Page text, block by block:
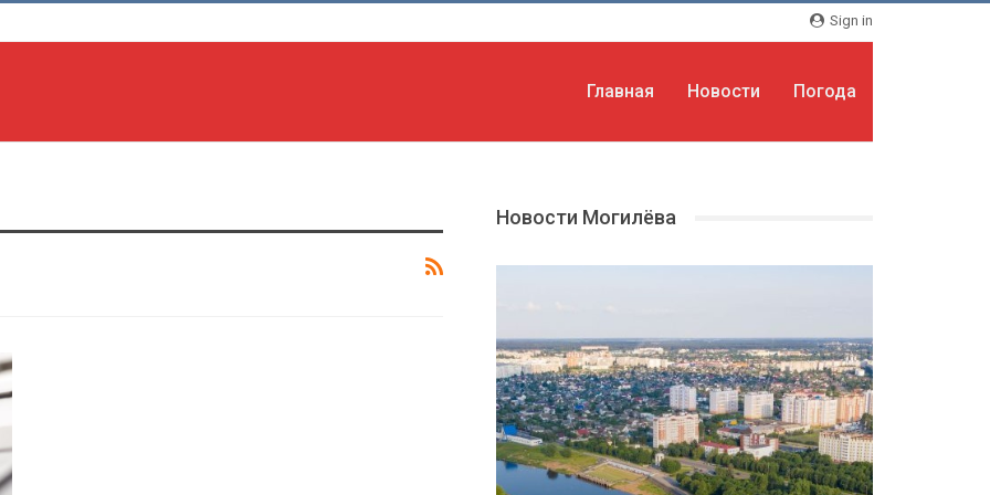
Sign in
Главная Новости Погода
Новости Могилёва